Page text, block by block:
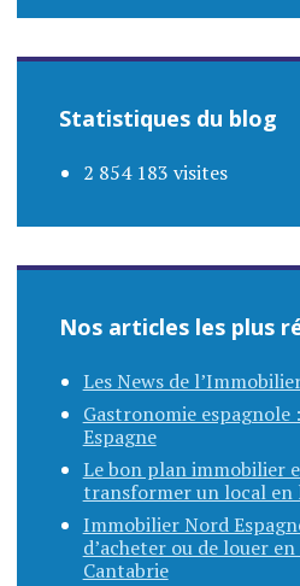
Statistiques du blog
2 854 183 visites
Nos articles les plus
Les News de
Gastronomie
Espagne
Le bon plan immobilier
transformer un local en
Immobilier Nord
d’acheter ou de louer
Cantabrie